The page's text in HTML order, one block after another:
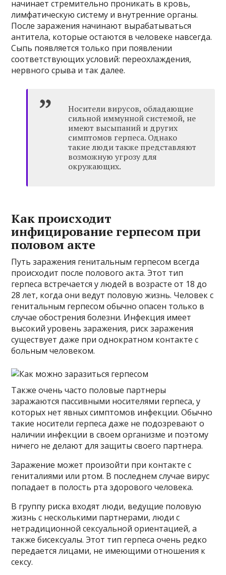
начинает стремительно проникать в кровь,
лимфатическую систему и внутренние органы.
После заражения начинают вырабатываться
антитела, которые остаются в человеке навсегда.
Сыпь появляется только при появлении
соответствующих условий: переохлаждения,
нервного срыва и так далее.
Носители вирусов, обладающие
сильной иммунной системой, не
имеют высыпаний и других
симптомов герпеса. Однако
такие люди также представляют
возможную угрозу для
окружающих.
Как происходит
инфицирование герпесом при
половом акте
Путь заражения генитальным герпесом всегда
происходит после полового акта. Этот тип
герпеса встречается у людей в возрасте от 18 до
28 лет, когда они ведут половую жизнь. Человек с
генитальным герпесом обычно опасен только в
случае обострения болезни. Инфекция имеет
высокий уровень заражения, риск заражения
существует даже при однократном контакте с
больным человеком.
Также очень часто половые партнеры
заражаются пассивными носителями герпеса, у
которых нет явных симптомов инфекции. Обычно
такие носители герпеса даже не подозревают о
наличии инфекции в своем организме и поэтому
ничего не делают для защиты своего партнера.
Заражение может произойти при контакте с
гениталиями или ртом. В последнем случае вирус
попадает в полость рта здорового человека.
В группу риска входят люди, ведущие половую
жизнь с несколькими партнерами, люди с
нетрадиционной сексуальной ориентацией, а
также бисексуалы. Этот тип герпеса очень редко
передается лицами, не имеющими отношения к
сексу.